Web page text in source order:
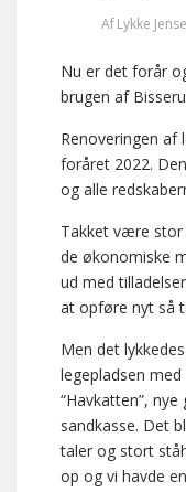
AfLykke
Nu er det forår
brugen af
Renoveringen af
foråret 2022.
og alle
Takket være stor
de økonomiske
ud med
at opføre nyt så
Men det
legepladsen
“Havkatten”,
sandkasse. Det
taler og stort
op og vi havde